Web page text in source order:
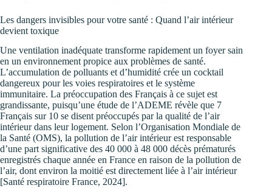
Les dangers invisibles pour votre santé : Quand l’air intérieur
devient toxique
Une ventilation inadéquate transforme rapidement un foyer sain
en un environnement propice aux problèmes de santé.
L’accumulation de polluants et d’humidité crée un cocktail
dangereux pour les voies respiratoires et le système
immunitaire. La préoccupation des Français à ce sujet est
grandissante, puisqu’une étude de l’ADEME révèle que 7
Français sur 10 se disent préoccupés par la qualité de l’air
intérieur dans leur logement. Selon l’Organisation Mondiale de
la Santé (OMS), la pollution de l’air intérieur est responsable
d’une part significative des 40 000 à 48 000 décès prématurés
enregistrés chaque année en France en raison de la pollution de
l’air, dont environ la moitié est directement liée à l’air intérieur
[Santé respiratoire France, 2024].